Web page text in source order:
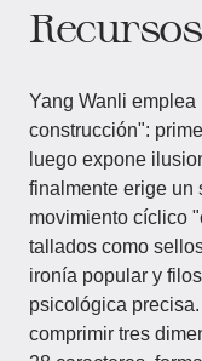
Yang Wanli
construcción":
luego expone
finalmente erige un
movimiento cíclico
tallados como
ironía popular y
psicológica
comprimir tres